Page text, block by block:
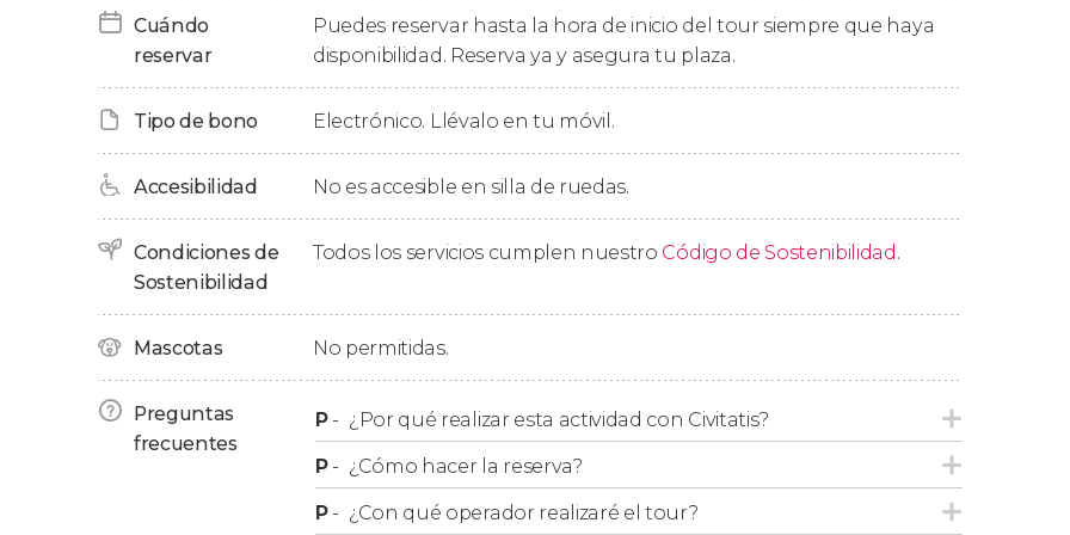
su imponente catedral fortificada. Según la modalidad elegida, podréis caminar sobre la
propia muralla o visitar templos como laBasílica de San Vicenteo el
Teresa.
Finalmente, tras unas 9 horas de recorrido lleno de cultura y arquitectura,
emprenderemos el regreso al punto de partida en Madrid.
Itinerario
A continuación, os detallamos la ruta estructurada por paradas. Tened en cuenta que este
itinerario corresponde específicamente a las opciones conentradas a las Murallas de Ávila
y al Alcázar de Segovia
(con y sin comida):
Catedral de Ávila
Murallas de Ávila
Plaza Mercado Chico.
Convento de Santa Teresa de Jesús.
Cuándo
reservar
Puedes reservar hasta la hora de inicio del tour siempre que haya
disponibilidad. Reserva ya y asegura tu plaza.
Tipo de bono Electrónico. Llévalo en tu móvil.
Accesibilidad No es accesible en silla de ruedas.
Condiciones de
Sostenibilidad
Todos los servicios cumplen nuestro Código de Sostenibilidad .
Mascotas No permitidas.
Preguntas
frecuentes
P- ¿Por qué realizar esta actividad con Civitatis?
P- ¿Cómo hacer la reserva?
P- ¿Con qué operador realizaré el tour?